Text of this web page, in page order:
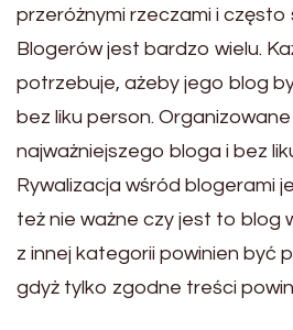
przeróżnymi rzeczami i często
Blogerów jest bardzo wielu.
potrzebuje, ażeby jego blog
bez liku person.
najważniejszego bloga i bez
Rywalizacja wśród blogerami
też nie ważne czy jest to blog
z innej kategorii powinien być
gdyż tylko zgodne treści